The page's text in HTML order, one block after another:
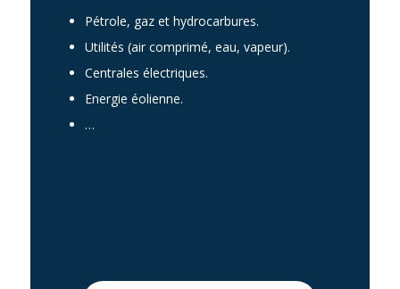
Pétrole, gaz et hydrocarbures.
Utilités (air comprimé, eau, vapeur).
Centrales électriques.
Energie éolienne.
…